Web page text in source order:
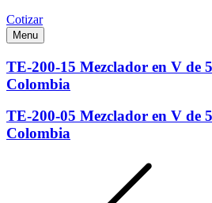
Cotizar
Menu
TE-200-15 Mezclador en V de
Colombia
TE-200-05 Mezclador en V de
Colombia